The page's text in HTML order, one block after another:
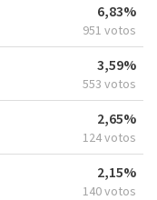
6,83%
951 votos
3,59%
553 votos
2,65%
124 votos
2,15%
140 votos